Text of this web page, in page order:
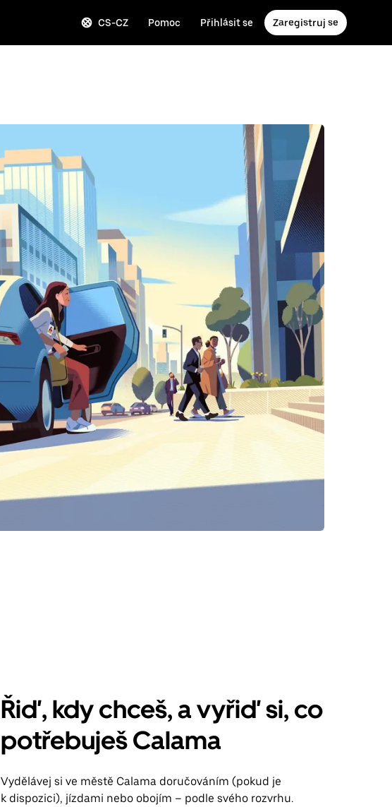
CS-CZ Pomoc Přihlásit se Zaregistruj se
Řiď, kdy chceš, a vyřiď si, co
potřebuješ Calama
Vydělávej si ve městě Calama doručováním (pokud je
k dispozici), jízdami nebo obojím – podle svého rozvrhu.